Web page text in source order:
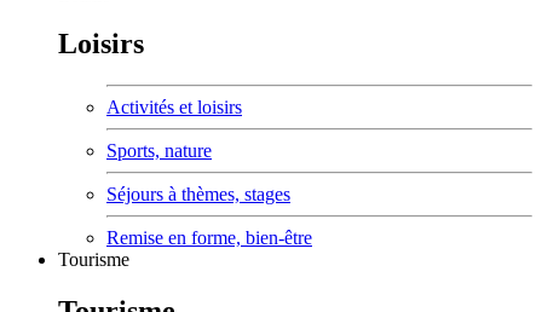
Loisirs
Activités et loisirs
Sports, nature
Séjours à thèmes, stages
Remise en forme, bien-être
Tourisme